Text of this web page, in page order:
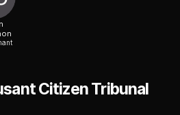
Citizen Tribunal